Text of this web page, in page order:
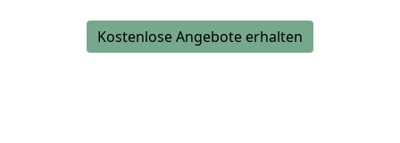
Kostenlose Angebote erhalten